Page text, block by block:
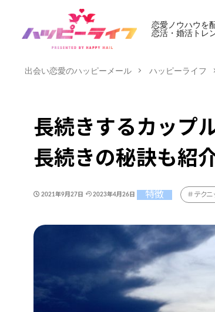
恋愛ノウハウを
恋活・婚活トレ
出会い恋愛のハッピーメール ハッピーライフ
長続きするカップ
長続きの秘訣も紹
2021年9月27日 2023年4月26日 特徴 テクニ